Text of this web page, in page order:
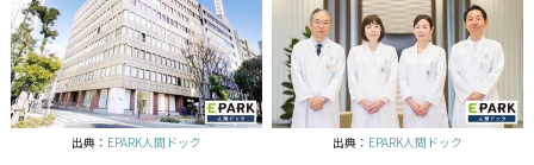
出典： EPARK人間ドック 出典： EPARK人間ドック